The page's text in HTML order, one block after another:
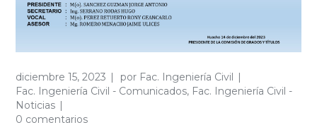
diciembre 15, 2023 por Fac. Ingeniería Civil
Fac. Ingeniería Civil - Comunicados, Fac. Ingeniería Civil -
Noticias
0 comentarios